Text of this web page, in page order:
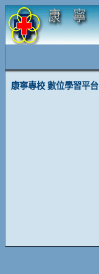
康寧專校 數位學習平台